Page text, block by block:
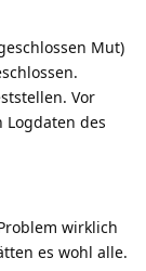
Mut)
Vor
des
wirklich
es wohl alle.